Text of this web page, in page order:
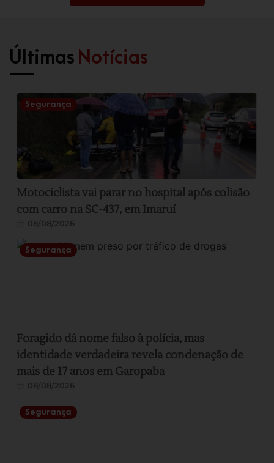
Últimas Notícias
Segurança
Motociclista vai parar no hospital após colisão
com carro na SC-437, em Imaruí
08/08/2026
Segurança
Foragido dá nome falso à polícia, mas
identidade verdadeira revela condenação de
mais de 17 anos em Garopaba
08/08/2026
Segurança